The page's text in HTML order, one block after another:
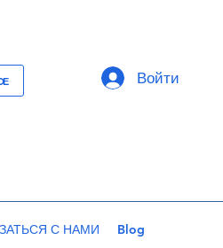
Войти
С НАМИ Blog